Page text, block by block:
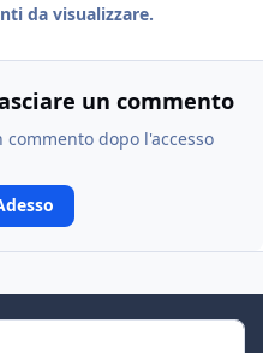
da visualizzare.
un commento
dopo l'accesso